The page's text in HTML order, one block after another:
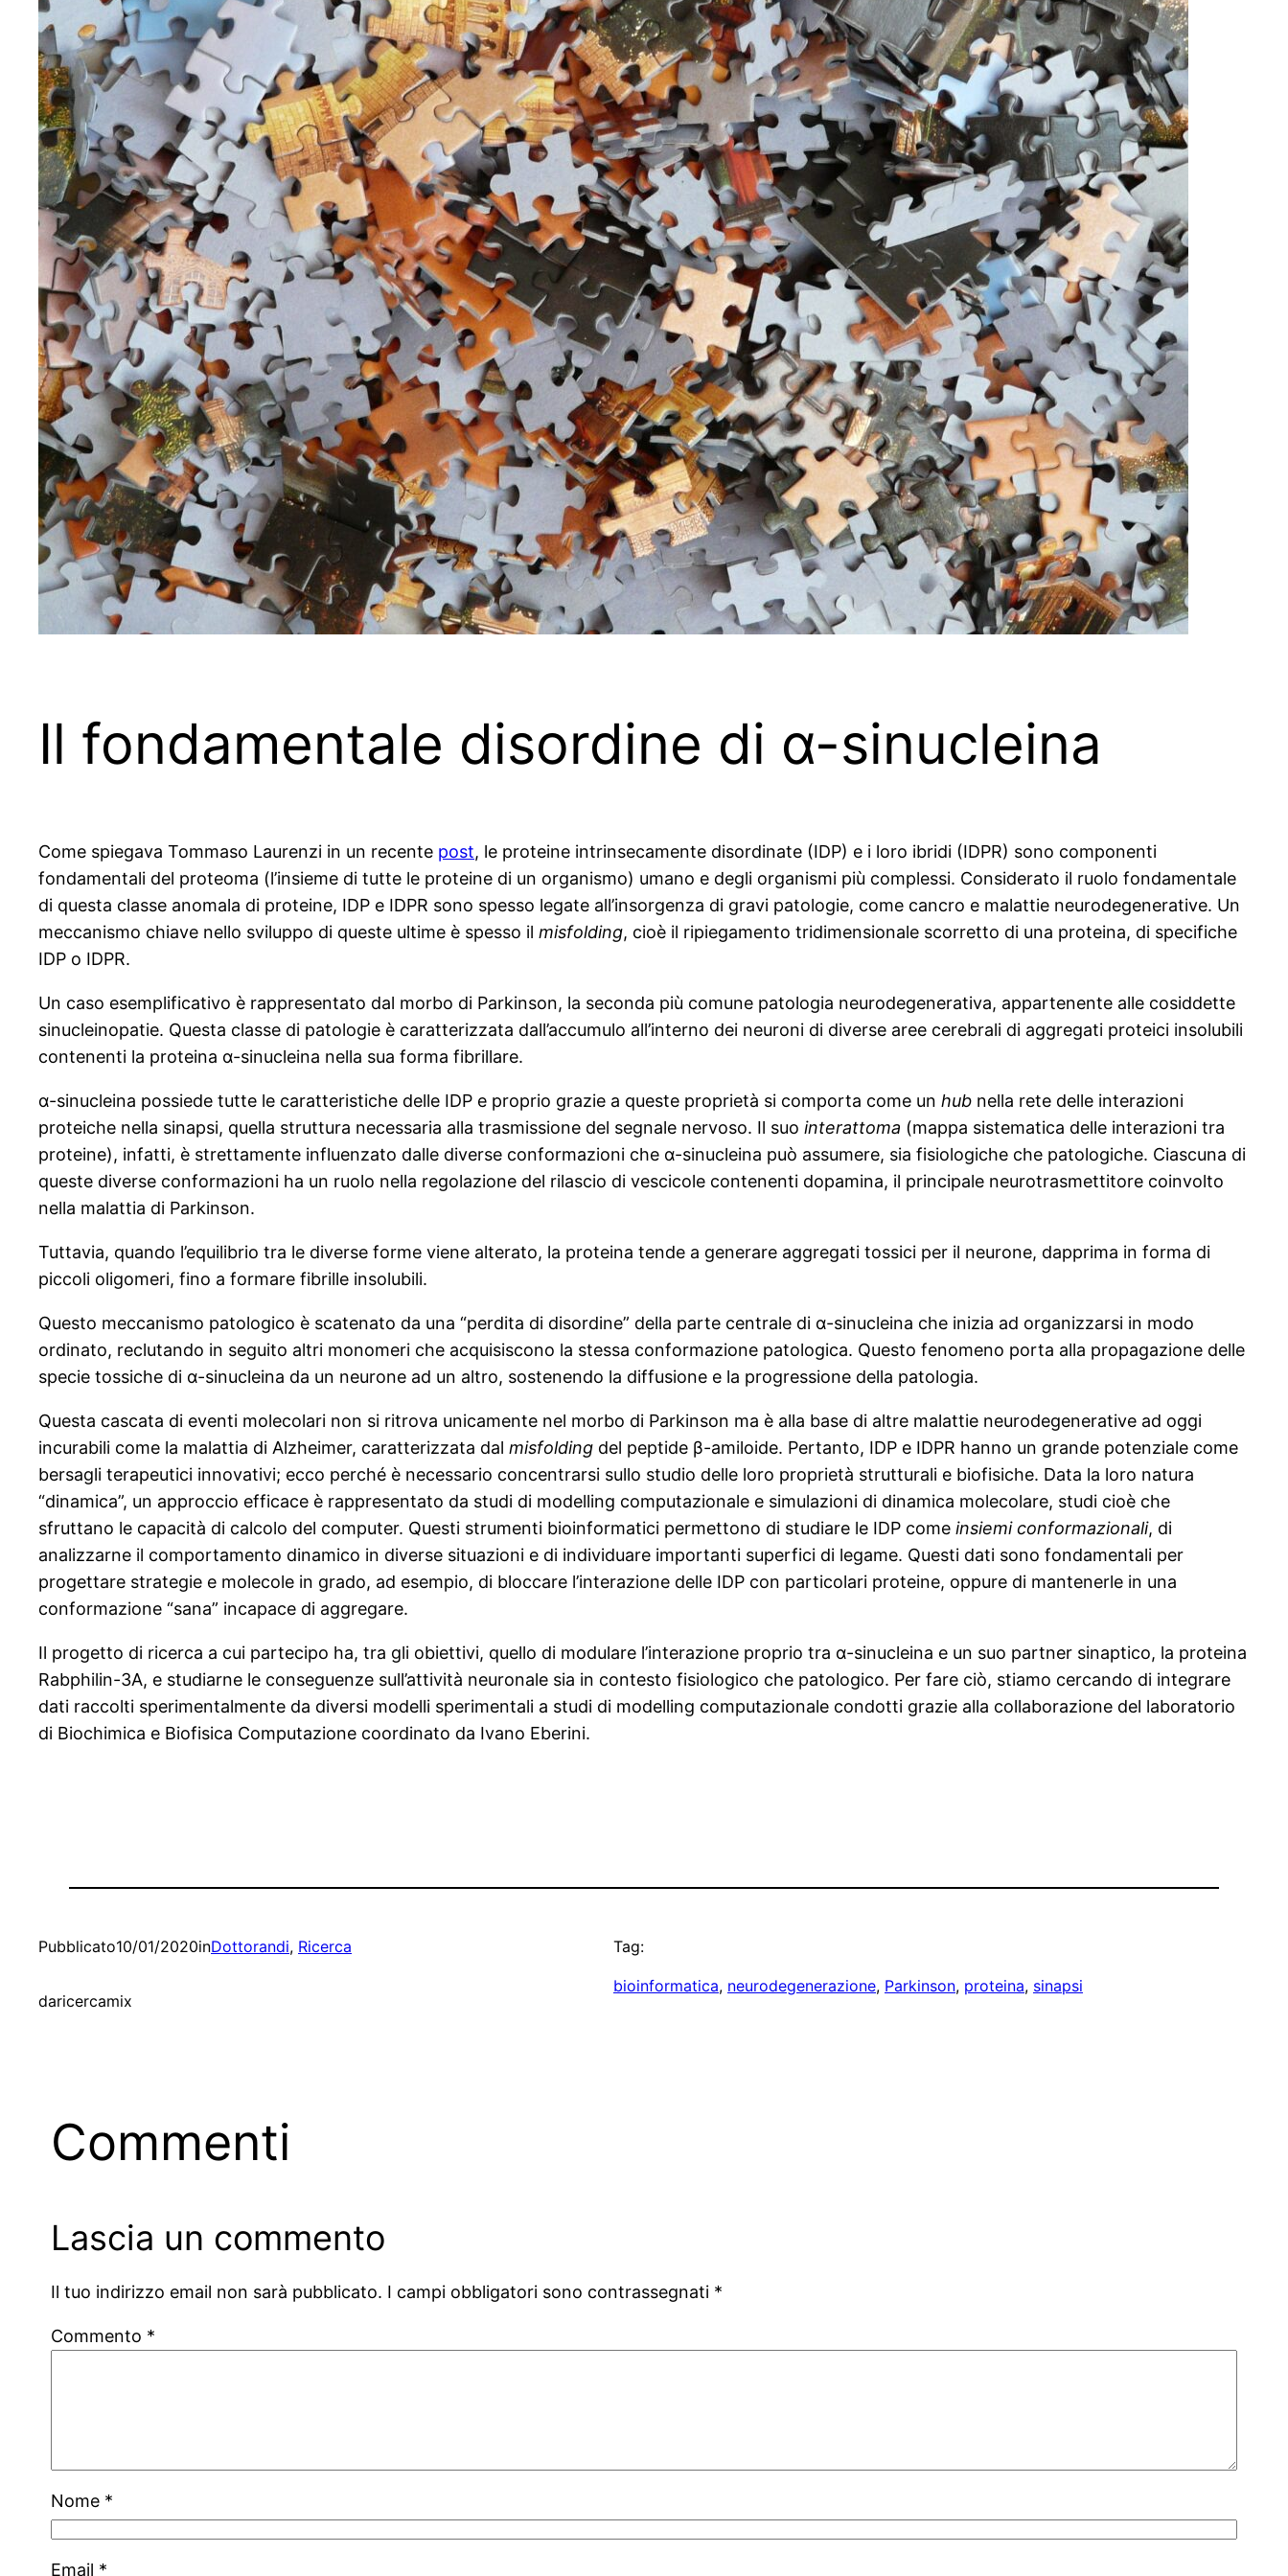
Il fondamentale disordine di α-sinucleina
Come spiegava Tommaso Laurenzi in un recente post, le proteine intrinsecamente disordinate (IDP) e i loro ibridi (IDPR) sono componenti
fondamentali del proteoma (l’insieme di tutte le proteine di un organismo) umano e degli organismi più complessi. Considerato il ruolo fondamentale
di questa classe anomala di proteine, IDP e IDPR sono spesso legate all’insorgenza di gravi patologie, come cancro e malattie neurodegenerative. Un
meccanismo chiave nello sviluppo di queste ultime è spesso il misfolding, cioè il ripiegamento tridimensionale scorretto di una proteina, di specifiche
IDP o IDPR.
Un caso esemplificativo è rappresentato dal morbo di Parkinson, la seconda più comune patologia neurodegenerativa, appartenente alle cosiddette
sinucleinopatie. Questa classe di patologie è caratterizzata dall’accumulo all’interno dei neuroni di diverse aree cerebrali di aggregati proteici insolubili
contenenti la proteina α-sinucleina nella sua forma fibrillare.
α-sinucleina possiede tutte le caratteristiche delle IDP e proprio grazie a queste proprietà si comporta come un hub nella rete delle interazioni
proteiche nella sinapsi, quella struttura necessaria alla trasmissione del segnale nervoso. Il suo interattoma (mappa sistematica delle interazioni tra
proteine), infatti, è strettamente influenzato dalle diverse conformazioni che α-sinucleina può assumere, sia fisiologiche che patologiche. Ciascuna di
queste diverse conformazioni ha un ruolo nella regolazione del rilascio di vescicole contenenti dopamina, il principale neurotrasmettitore coinvolto
nella malattia di Parkinson.
Tuttavia, quando l’equilibrio tra le diverse forme viene alterato, la proteina tende a generare aggregati tossici per il neurone, dapprima in forma di
piccoli oligomeri, fino a formare fibrille insolubili.
Questo meccanismo patologico è scatenato da una “perdita di disordine” della parte centrale di α-sinucleina che inizia ad organizzarsi in modo
ordinato, reclutando in seguito altri monomeri che acquisiscono la stessa conformazione patologica. Questo fenomeno porta alla propagazione delle
specie tossiche di α-sinucleina da un neurone ad un altro, sostenendo la diffusione e la progressione della patologia.
Questa cascata di eventi molecolari non si ritrova unicamente nel morbo di Parkinson ma è alla base di altre malattie neurodegenerative ad oggi
incurabili come la malattia di Alzheimer, caratterizzata dal misfolding del peptide β-amiloide. Pertanto, IDP e IDPR hanno un grande potenziale come
bersagli terapeutici innovativi; ecco perché è necessario concentrarsi sullo studio delle loro proprietà strutturali e biofisiche. Data la loro natura
“dinamica”, un approccio efficace è rappresentato da studi di modelling computazionale e simulazioni di dinamica molecolare, studi cioè che
sfruttano le capacità di calcolo del computer. Questi strumenti bioinformatici permettono di studiare le IDP come insiemi conformazionali, di
analizzarne il comportamento dinamico in diverse situazioni e di individuare importanti superfici di legame. Questi dati sono fondamentali per
progettare strategie e molecole in grado, ad esempio, di bloccare l’interazione delle IDP con particolari proteine, oppure di mantenerle in una
conformazione “sana” incapace di aggregare.
Il progetto di ricerca a cui partecipo ha, tra gli obiettivi, quello di modulare l’interazione proprio tra α-sinucleina e un suo partner sinaptico, la proteina
Rabphilin-3A, e studiarne le conseguenze sull’attività neuronale sia in contesto fisiologico che patologico. Per fare ciò, stiamo cercando di integrare
dati raccolti sperimentalmente da diversi modelli sperimentali a studi di modelling computazionale condotti grazie alla collaborazione del laboratorio
di Biochimica e Biofisica Computazione coordinato da Ivano Eberini.
Pubblicato10/01/2020inDottorandi, Ricerca
daricercamix
Tag:
bioinformatica, neurodegenerazione, Parkinson, proteina, sinapsi
Commenti
Lascia un commento
Il tuo indirizzo email non sarà pubblicato. I campi obbligatori sono contrassegnati *
Commento *
Nome *
Email *